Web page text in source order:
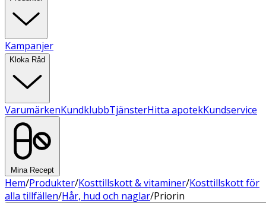
Kampanjer
Kloka Råd
VarumärkenKundklubbTjänsterHitta apotekKundservice
Mina Recept
Hem/Produkter/Kosttillskott & vitaminer/Kosttillskott för
alla tillfällen/Hår, hud och naglar/Priorin